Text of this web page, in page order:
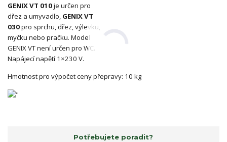
GENIX VT 010je určen pro
dřez a umyvadlo, GENIX VT
030pro sprchu, dřez, výlevku,
myčku nebo pračku. Model
GENIX VT není určen pro WC.
Napájecí napětí 1×230 V.
Hmotnost pro výpočet ceny přepravy: 10 kg
Potřebujete poradit?